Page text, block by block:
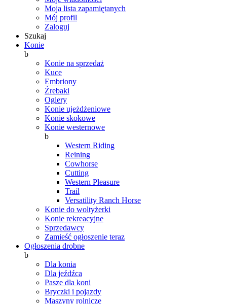
Moja lista zapamiętanych
Mój profil
Zaloguj
Szukaj
Konie
b
Konie na sprzedaż
Kuce
Embriony
Źrebaki
Ogiery
Konie ujeżdżeniowe
Konie skokowe
Konie westernowe
b
Western Riding
Reining
Cowhorse
Cutting
Western Pleasure
Trail
Versatility Ranch Horse
Konie do woltyżerki
Konie rekreacyjne
Sprzedawcy
Zamieść ogłoszenie teraz
Ogłoszenia drobne
b
Dla konia
Dla jeźdźca
Pasze dla koni
Bryczki i pojazdy
Maszyny rolnicze